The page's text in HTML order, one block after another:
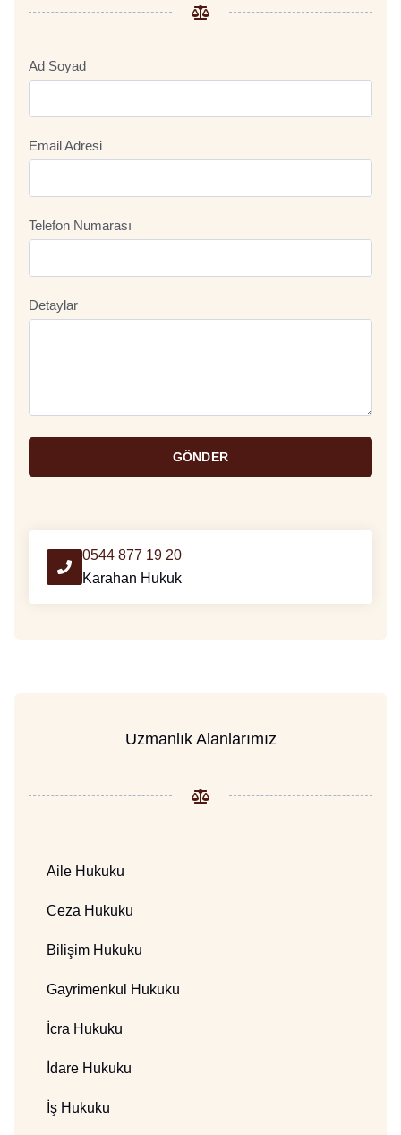
Ad Soyad
Email Adresi
Telefon Numarası
Detaylar
GÖNDER
0544 877 19 20
Karahan Hukuk
Uzmanlık Alanlarımız
Aile Hukuku
Ceza Hukuku
Bilişim Hukuku
Gayrimenkul Hukuku
İcra Hukuku
İdare Hukuku
İş Hukuku